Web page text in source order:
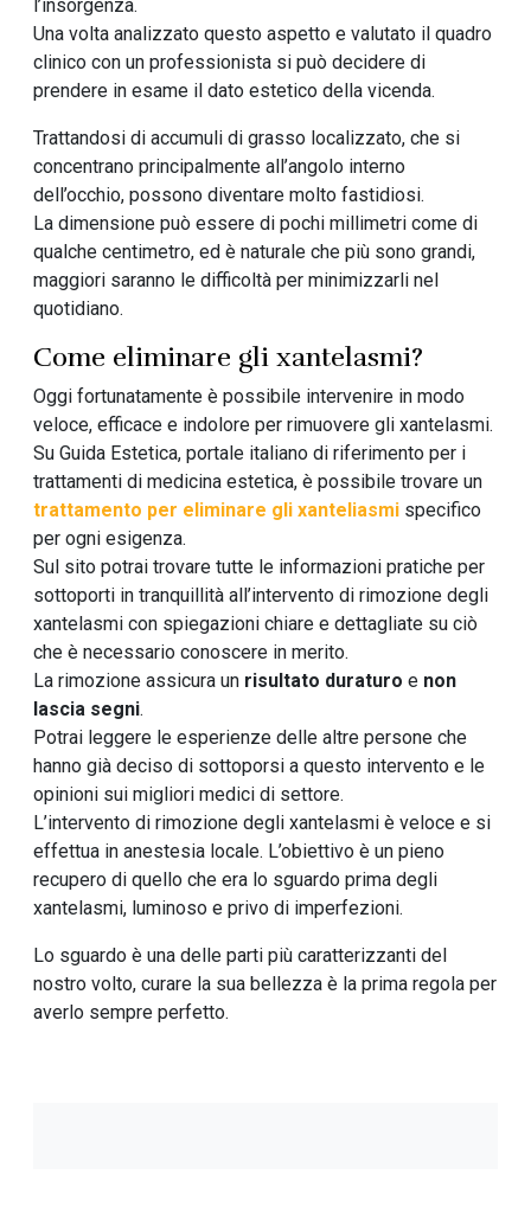
l’insorgenza.
Una volta analizzato questo aspetto e valutato il quadro
clinico con un professionista si può decidere di
prendere in esame il dato estetico della vicenda.
Trattandosi di accumuli di grasso localizzato, che si
concentrano principalmente all’angolo interno
dell’occhio, possono diventare molto fastidiosi.
La dimensione può essere di pochi millimetri come di
qualche centimetro, ed è naturale che più sono grandi,
maggiori saranno le difficoltà per minimizzarli nel
quotidiano.
Come eliminare gli xantelasmi?
Oggi fortunatamente è possibile intervenire in modo
veloce, efficace e indolore per rimuovere gli xantelasmi.
Su Guida Estetica, portale italiano di riferimento per i
trattamenti di medicina estetica, è possibile trovare un
trattamento per eliminare gli xanteliasmi specifico
per ogni esigenza.
Sul sito potrai trovare tutte le informazioni pratiche per
sottoporti in tranquillità all’intervento di rimozione degli
xantelasmi con spiegazioni chiare e dettagliate su ciò
che è necessario conoscere in merito.
La rimozione assicura un risultato duraturo e non
lascia segni.
Potrai leggere le esperienze delle altre persone che
hanno già deciso di sottoporsi a questo intervento e le
opinioni sui migliori medici di settore.
L’intervento di rimozione degli xantelasmi è veloce e si
effettua in anestesia locale. L’obiettivo è un pieno
recupero di quello che era lo sguardo prima degli
xantelasmi, luminoso e privo di imperfezioni.
Lo sguardo è una delle parti più caratterizzanti del
nostro volto, curare la sua bellezza è la prima regola per
averlo sempre perfetto.